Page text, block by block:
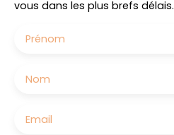
vous dans les plus brefs délais.
Prénom
Nom
Email